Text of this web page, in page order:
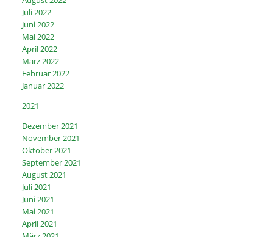
Juli 2022
Juni 2022
Mai 2022
April 2022
März 2022
Februar 2022
Januar 2022
2021
Dezember 2021
November 2021
Oktober 2021
September 2021
August 2021
Juli 2021
Juni 2021
Mai 2021
April 2021